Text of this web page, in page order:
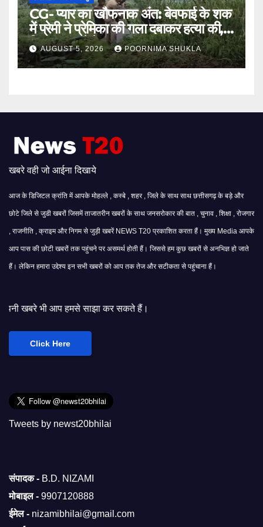
CG- प्यार का खौफनाक अंत: बेवफाई के शक
में प्रेमी ने प्रेमिका की गला दबाकर हत्या की,
फिर तालाब में फेंका शव…
AUGUST 5, 2026 POORNIMA SHUKLA
खबरे वही जो आईना दिखाये
आज के डिजिटल क्रांति में आपके मोहल्ले , कस्बे , शहर , जिले के साथ साथ छत्तीसगढ़ के बड़े और
छोटे जिले से जुडी खबरों जिसमें ताजातरीन खबरों के साथ जनसरोकार की बात , चुनाव , शिक्षा , रोजगार
, राजनीति , क्राइम और निगम से जुड़ी खबरें NEWS T20 प्रकाशित करता हैं। मुख्य Media आपके
आप पास की छोटी खबरों तक पहुंचने पर असमर्थ होती हैं। जिससे हम कुछ खबरों से अनभिज्ञ हो जाते
हैं। लेकिन हमारा उद्देश्य इन सभी खबरों को आप तक तेज और सटीकता से पहुंचाना हैं।
हमसे साझा कर सकते हैं।
Click Here
Tweets by newst20bhilai
संपादक - B.D. NIZAMI
मोबाइल - 9907120888
ईमेल - nizamibhilai@gmail.com